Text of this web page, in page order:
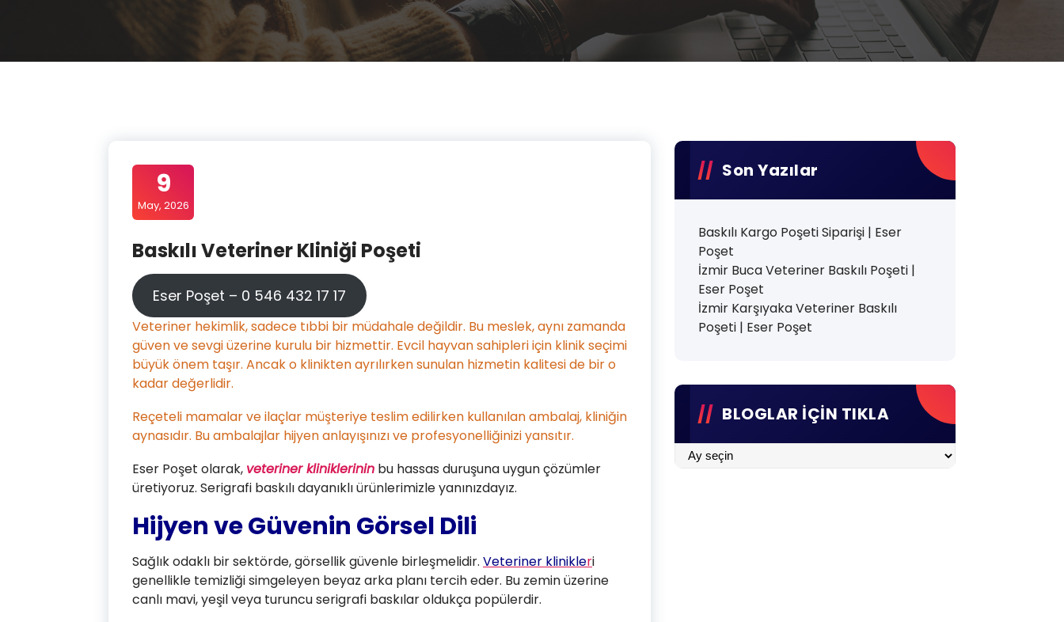
9
May, 2026
Baskılı Veteriner Kliniği Poşeti
Eser Poşet – 0 546 432 17 17
Veteriner hekimlik, sadece tıbbi bir müdahale değildir. Bu meslek, aynı zamanda
güven ve sevgi üzerine kurulu bir hizmettir. Evcil hayvan sahipleri için klinik seçimi
büyük önem taşır. Ancak o klinikten ayrılırken sunulan hizmetin kalitesi de bir o
kadar değerlidir.
Reçeteli mamalar ve ilaçlar müşteriye teslim edilirken kullanılan ambalaj, kliniğin
aynasıdır. Bu ambalajlar hijyen anlayışınızı ve profesyonelliğinizi yansıtır.
Eser Poşet olarak, veteriner kliniklerinin bu hassas duruşuna uygun çözümler
üretiyoruz. Serigrafi baskılı dayanıklı ürünlerimizle yanınızdayız.
Hijyen ve Güvenin Görsel Dili
Sağlık odaklı bir sektörde, görsellik güvenle birleşmelidir. Veteriner klinikleri
genellikle temizliği simgeleyen beyaz arka planı tercih eder. Bu zemin üzerine
canlı mavi, yeşil veya turuncu serigrafi baskılar oldukça popülerdir.
Son Yazılar
Baskılı Kargo Poşeti Siparişi | Eser
Poşet
İzmir Buca Veteriner Baskılı Poşeti |
Eser Poşet
İzmir Karşıyaka Veteriner Baskılı
Poşeti | Eser Poşet
BLOGLAR İÇİN TIKLA
BLOGLAR